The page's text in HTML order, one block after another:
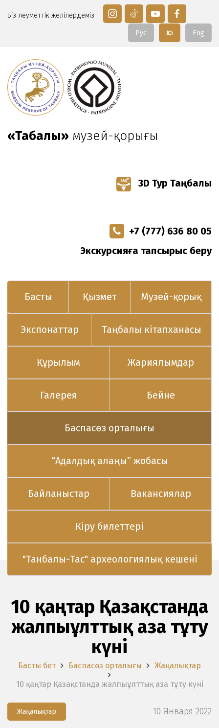
Біз әлеуметтік желілердеміз
Eng
Қаз
Рус
«Таңбалы» музей-қорығы
3D Тур Таңбалы
+7 (777) 636 80 05
Экскурсияға тапсырыс беру
Басты Қызмет Музей-қорық
Экспонаттар Таңбалы кітапханасы
Құрылым Жариялымдар
Галерея Бейне
Баспасөз орталығы
“Адалдық алаңы” жобасы
Байланыстар Вакансиялар
Кіру билеттері
"Танбалы-Тас" археологиялық кешені
10 қаңтар Қазақстанда
жалпыұлттық аза тұту
күні
Басты бет Баспасөз орталығы
Жаңалықтар
10 қаңтар Қазақстанда жалпыұлттық аза тұту күні
Жаңалықтар 10 Января 2022